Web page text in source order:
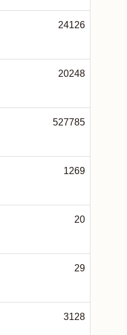
24126
20248
527785
1269
20
29
3128